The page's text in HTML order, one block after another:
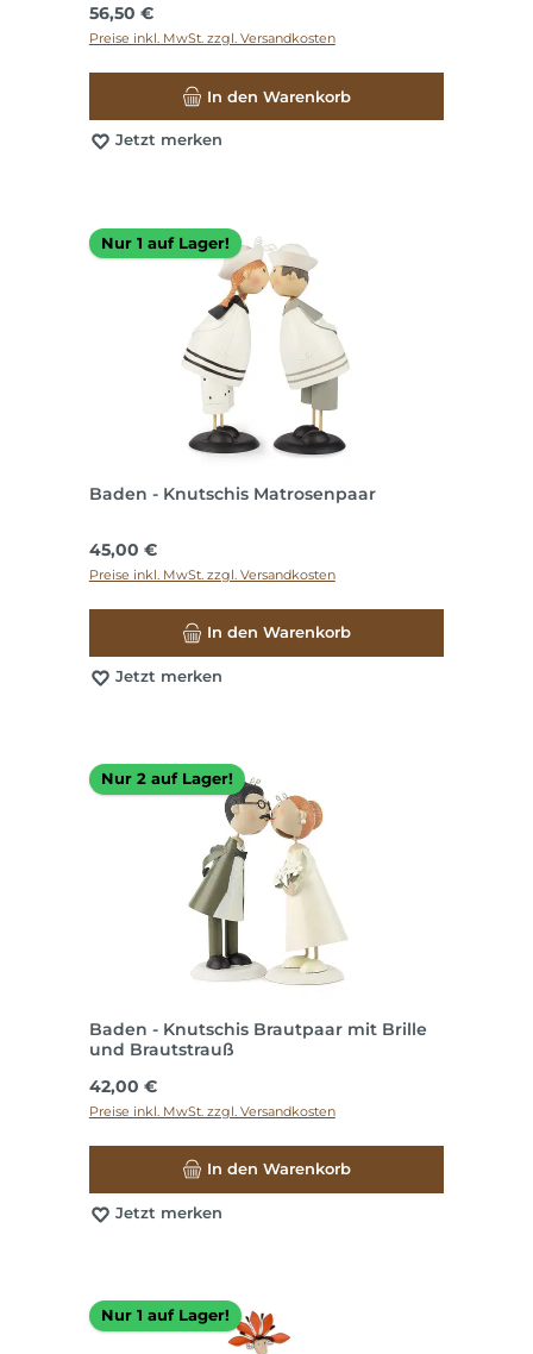
Regulärer Preis:
56,50 €
Preise inkl. MwSt. zzgl. Versandkosten
In den Warenkorb
Jetzt merken
Nur 1 auf Lager!
Baden - Knutschis Matrosenpaar
Regulärer Preis:
45,00 €
Preise inkl. MwSt. zzgl. Versandkosten
In den Warenkorb
Jetzt merken
Nur 2 auf Lager!
Baden - Knutschis Brautpaar mit Brille
und Brautstrauß
Regulärer Preis:
42,00 €
Preise inkl. MwSt. zzgl. Versandkosten
In den Warenkorb
Jetzt merken
Nur 1 auf Lager!